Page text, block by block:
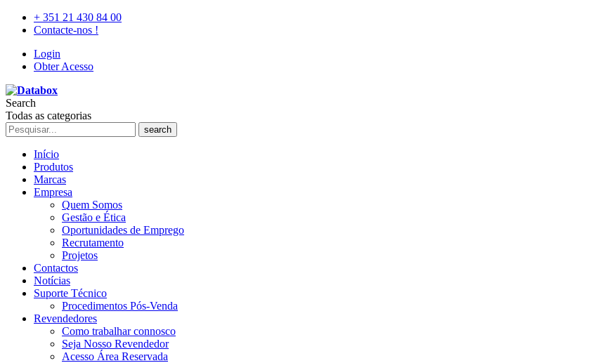
+ 351 21 430 84 00
Contacte-nos !
Login
Obter Acesso
Search
Todas as categorias
search
Início
Produtos
Marcas
Empresa
Quem Somos
Gestão e Ética
Oportunidades de Emprego
Recrutamento
Projetos
Contactos
Notícias
Suporte Técnico
Procedimentos Pós-Venda
Revendedores
Como trabalhar connosco
Seja Nosso Revendedor
Acesso Área Reservada